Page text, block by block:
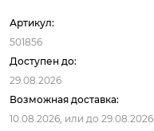
Артикул:
501856
Доступен до:
29.08.2026
Возможная доставка:
10.08.2026, или до 29.08.2026